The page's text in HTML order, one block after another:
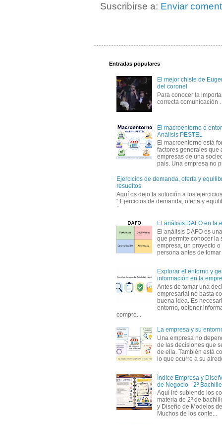
Suscribirse a: Enviar
Entradas populares
El mejor chiste de
del coronel
Para conocer la
correcta
El macroentorno o
Análisis PESTEL
El macroentorno está
factores generales que
empresas de una
país. Una empresa no
Ejercicios de demanda, oferta y
resueltos
Aquí os dejo la solución a los
“ Ejercicios de demanda, oferta y
”
El análisis DAFO en la
El análisis DAFO es
que permite conocer la
empresa, un proyecto
persona antes de
Explorar el entorno y
información en la
Antes de tomar una
empresarial no basta
buena idea. Es
entorno, obtener
compro...
La empresa y su
Una empresa no
de las decisiones que
de ella. También está
lo que ocurre a su
Índice Empresa y
de Negocio - 2º
Aquí iré subiendo los
materia de 2º de
y Diseño de Modelos
Muchos de los conte...